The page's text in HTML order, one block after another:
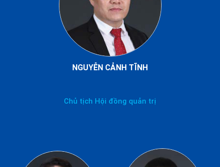
NGUYỄN CẢNH TĨNH
Chủ tịch Hội đồng quản trị